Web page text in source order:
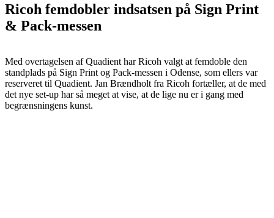
Ricoh femdobler indsatsen på Sign Print
& Pack-messen
Med overtagelsen af Quadient har Ricoh valgt at femdoble den
standplads på Sign Print og Pack-messen i Odense, som ellers var
reserveret til Quadient. Jan Brændholt fra Ricoh fortæller, at de med
det nye set-up har så meget at vise, at de lige nu er i gang med
begrænsningens kunst.